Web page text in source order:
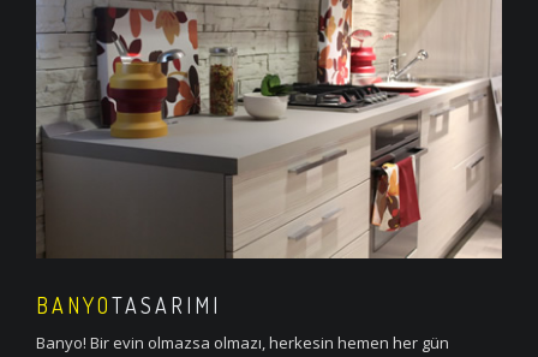
BANYOTASARIMI
Banyo! Bir evin olmazsa olmazı, herkesin hemen her gün